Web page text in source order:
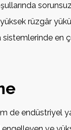
yüksek rüzgâr
sistemlerinde en
de endüstriyel